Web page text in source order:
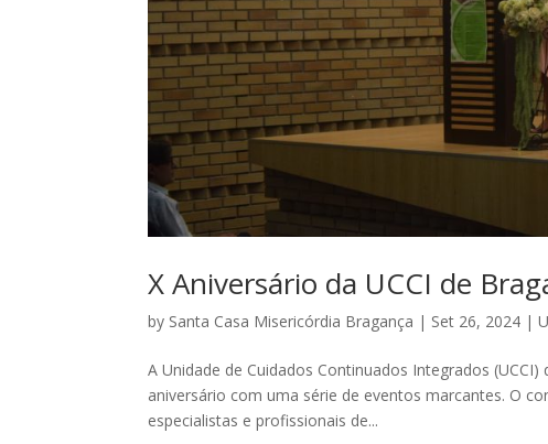
X Aniversário da UCCI de
by Santa Casa Misericórdia Bragança | Set 26, 2024 |
A Unidade de Cuidados Continuados Integrados
aniversário com uma série de eventos marcantes. O
especialistas e profissionais de...